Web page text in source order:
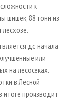
к
шишек, 88 тонн из
до начала
или
на лесосеках.
в Лесной
итоге производит